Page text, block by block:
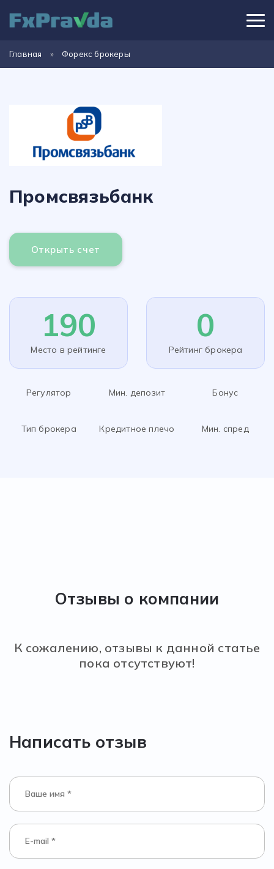
Главная » Форекс брокеры
Промсвязьбанк
Открыть счет
190
Место в рейтинге
0
Рейтинг брокера
Регулятор Мин. депозит Бонус
Тип брокера Кредитное плечо Мин. спред
Отзывы о компании
К сожалению, отзывы к данной статье
пока отсутствуют!
Написать отзыв